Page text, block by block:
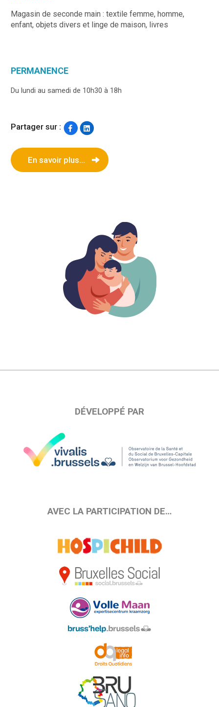
Magasin de seconde main : textile femme, homme,
enfant, objets divers et linge de maison, livres
PERMANENCE
Du lundi au samedi de 10h30 à 18h
Partager sur :
En savoir plus...
DÉVELOPPÉ PAR
AVEC LA PARTICIPATION DE…